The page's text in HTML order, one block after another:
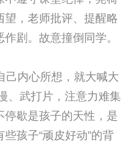
，老师批评、提醒略
剧。故意撞倒同学。
内心所想，就大喊大
、武打片，注意力难集
歇是孩子的天性，是
孩子“顽皮好动”的背